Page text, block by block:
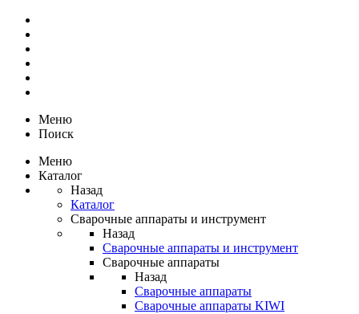
Меню
Поиск
Меню
Каталог
Назад
Каталог
Сварочные аппараты и инструмент
Назад
Сварочные аппараты и инструмент
Сварочные аппараты
Назад
Сварочные аппараты
Сварочные аппараты KIWI